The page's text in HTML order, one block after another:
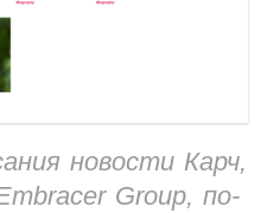
новости Карч,
Group, по-